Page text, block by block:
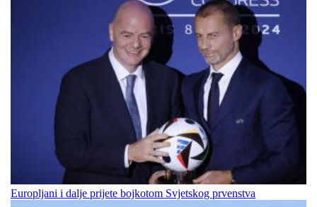
Europljani i dalje prijete bojkotom Svjetskog prvenstva